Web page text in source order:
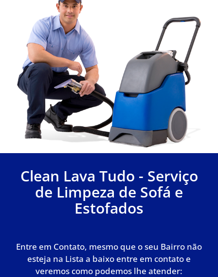
Clean Lava Tudo - Serviço
de Limpeza de Sofá e
Estofados
Entre em Contato, mesmo que o seu Bairro não
esteja na Lista a baixo entre em contato e
veremos como podemos lhe atender: